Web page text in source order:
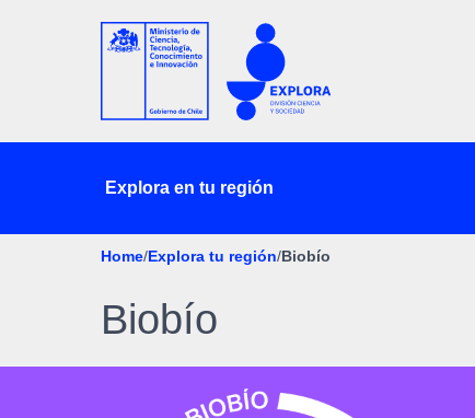
Explora en tu región
Home/Explora tu región/Biobío
Biobío